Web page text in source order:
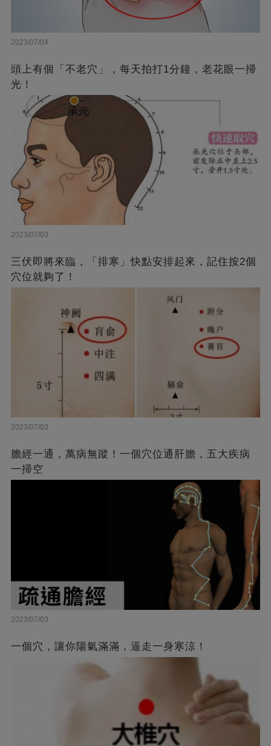
2023/07/04
頭上有個「不老穴」，每天拍打1分鐘，老花眼一掃
光！
2023/07/03
三伏即將來臨，「排寒」快點安排起來，記住按2個
穴位就夠了！
2023/07/03
膽經一通，萬病無蹤！一個穴位通肝膽，五大疾病
一掃空
2023/07/03
一個穴，讓你陽氣滿滿，逼走一身寒涼！